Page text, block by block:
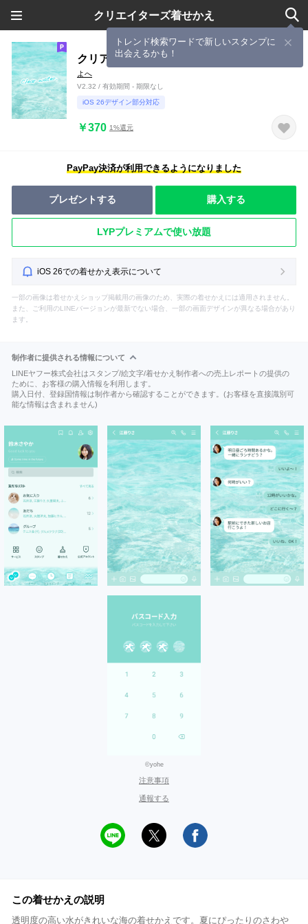
クリエイターズ着せかえ
トレンド検索ワードで新しいスタンプに
出会えるかも！
クリアウォーター
よへ
V2.32 / 有効期間 - 期限なし
iOS 26デザイン部分対応
￥370 1%還元
PayPay決済が利用できるようになりました
プレゼントする 購入する
LYPプレミアムで使い放題
iOS 26での着せかえ表示について
一部の画像は着せかえショップ掲載用の画像のため、実際の着せかえには適用されません。
また、ご利用のLINEバージョンが最新でない場合、一部の画面デザインが異なる場合があり
ます。
制作者に提供される情報について
LINEヤフー株式会社はスタンプ/絵文字/着せかえ制作者への売上レポートの提供の
ために、お客様の購入情報を利用します。
購入日付、登録国情報は制作者から確認することができます。(お客様を直接識別可
能な情報は含まれません)
©yohe
注意事項
通報する
この着せかえの説明
透明度の高い水がきれいな海の着せかえです。夏にぴったりのさわや